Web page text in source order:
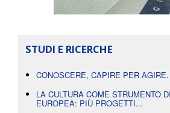
STUDI E RICERCHE
CONOSCERE, CAPIRE PER AGIRE.
LA CULTURA COME STRUMENTO
EUROPEA: PIÙ PROGETTI...